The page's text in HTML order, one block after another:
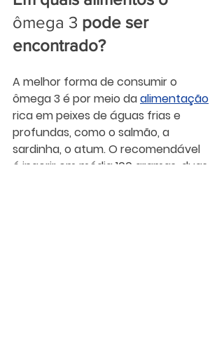
ômega 3 pode ser
encontrado?
A melhor forma de consumir o
ômega 3 é por meio da alimentação
rica em peixes de águas frias e
profundas, como o salmão, a
sardinha, o atum. O recomendável
é ingerir em média 100 gramas, duas